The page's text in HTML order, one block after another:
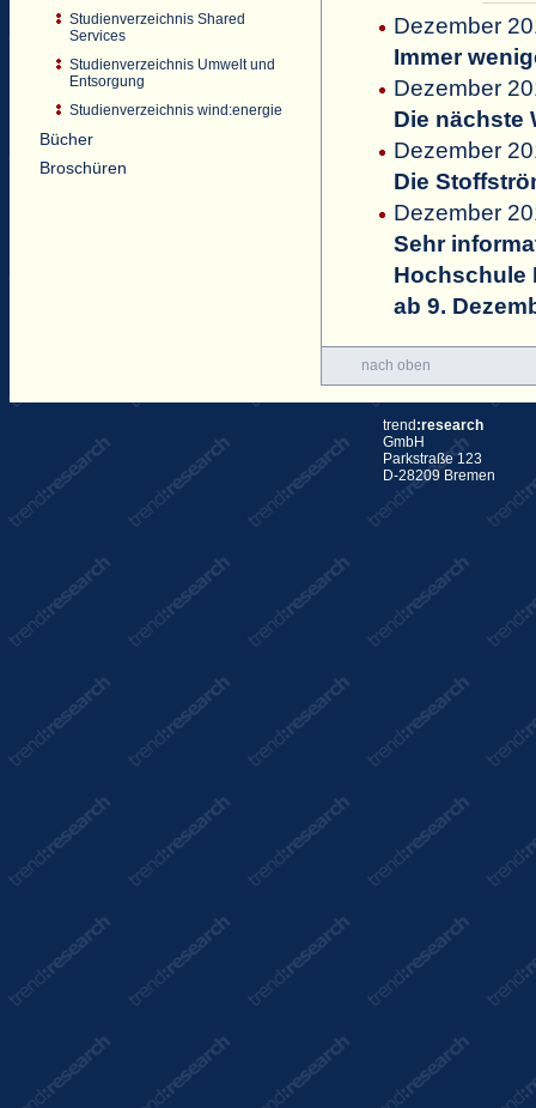
Studienverzeichnis Shared
Services
Studienverzeichnis Umwelt und
Entsorgung
Studienverzeichnis wind:energie
Bücher
Broschüren
Dezember
Immer
Dezember
Die nächste
Dezember
Die
Dezember
Sehr
Hochschule
ab 9.
nach oben
trend :research
GmbH
Parkstraße 123
D-28209 Bremen